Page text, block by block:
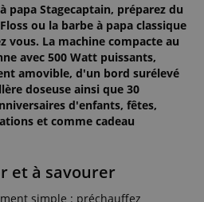
papa Stagecaptain, préparez du
ou la barbe à papa classique
vous. La machine compacte au
avec 500 Watt puissants,
amovible, d'un bord surélevé
doseuse ainsi que 30
d'enfants, fêtes,
et comme cadeau
et à savourer
simple : préchauffez